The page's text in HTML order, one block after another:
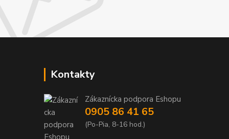
Kontakty
Zákaznícka podpora Eshopu
0905 86 41 65
(Po-Pia, 8-16 hod.)